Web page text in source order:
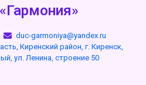
duc-garmoniya@yandex.ru
Киренский район, г. Киренск,
ул. Ленина, строение 50